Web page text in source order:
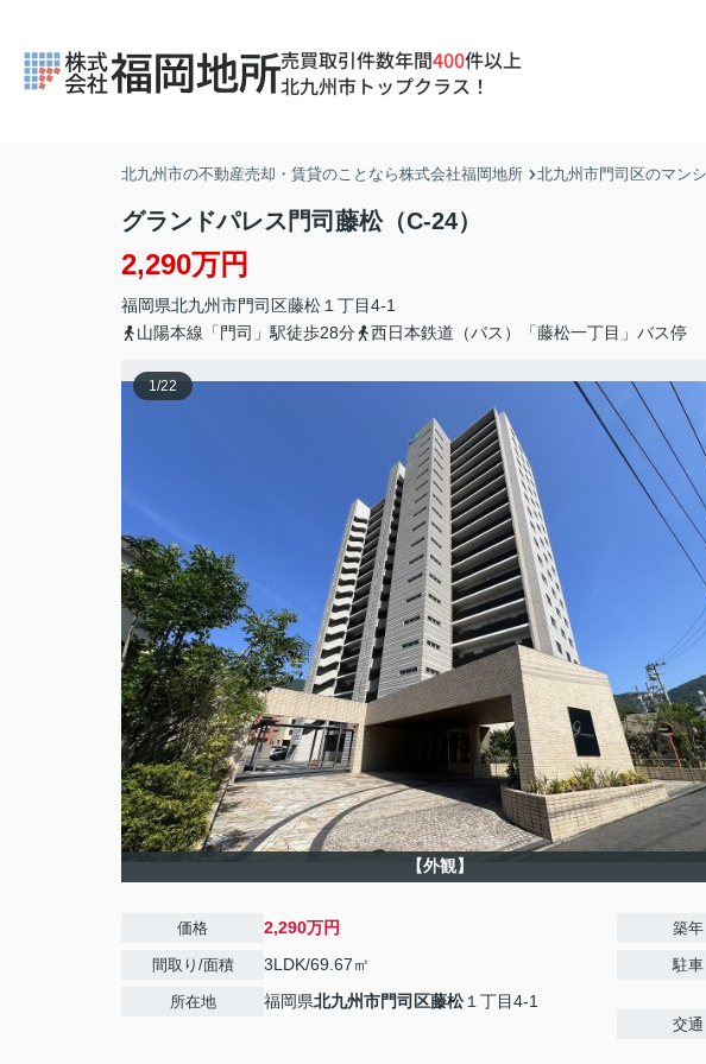
売買取引件数年間400件以上
北九州市トップクラス！
北九州市の不動産売却・賃貸のことなら株式会社福岡地所 北九州市門司区のマン
グランドパレス門司藤松（C-24）
2,290万円
福岡県北九州市門司区藤松 １丁目4-1
山陽本線「門司」駅徒歩28分
西日本鉄道（バス）「藤松一丁目」バス停
1/22
【外観】
価格 2,290万円
間取り/面積 3LDK/69.67㎡
所在地 福岡県北九州市門司区藤松１丁目4-1
築年
駐車
交通